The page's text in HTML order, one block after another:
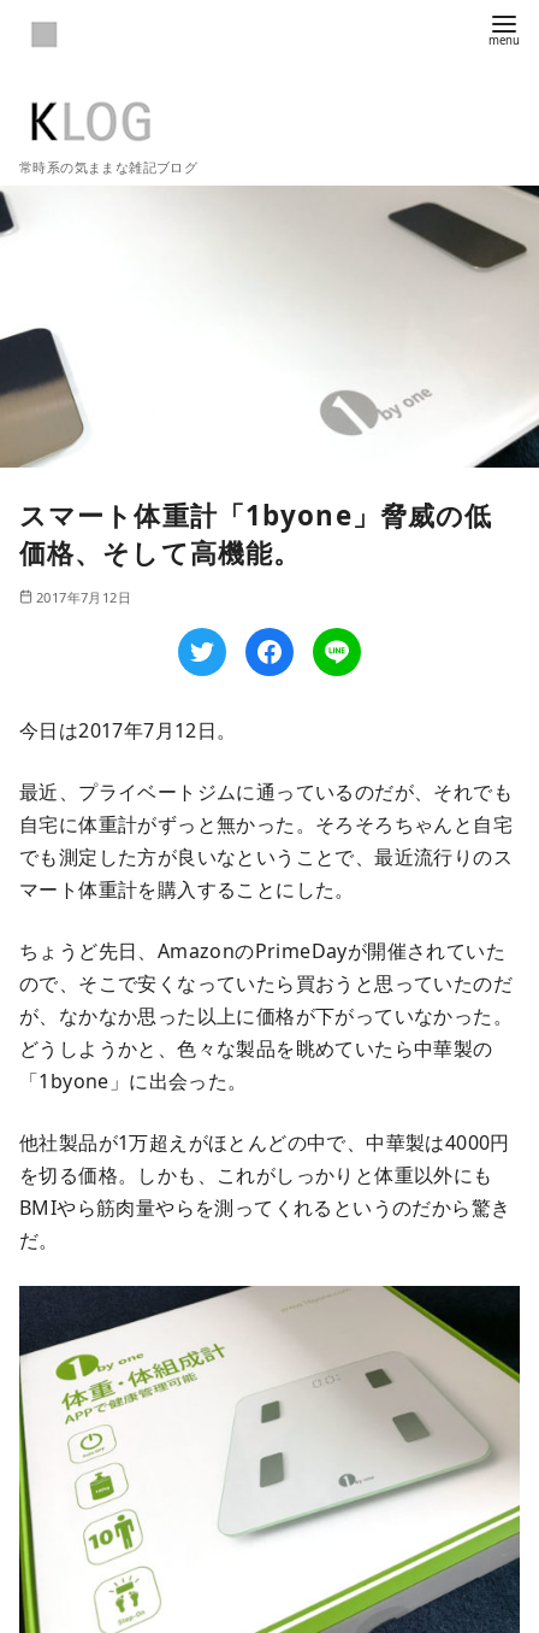
常時系の気ままな雑記ブログ
スマート体重計「1byone」脅威の低
価格、そして高機能。
2017年7月12日
今日は2017年7月12日。
最近、プライベートジムに通っているのだが、それでも
自宅に体重計がずっと無かった。そろそろちゃんと自宅
でも測定した方が良いなということで、最近流行りのス
マート体重計を購入することにした。
ちょうど先日、AmazonのPrimeDayが開催されていた
ので、そこで安くなっていたら買おうと思っていたのだ
が、なかなか思った以上に価格が下がっていなかった。
どうしようかと、色々な製品を眺めていたら中華製の
「1byone」に出会った。
他社製品が1万超えがほとんどの中で、中華製は4000円
を切る価格。しかも、これがしっかりと体重以外にも
BMIやら筋肉量やらを測ってくれるというのだから驚き
だ。